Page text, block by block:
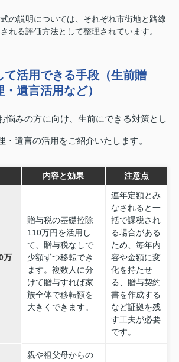
の説明については、それぞれ市街地と路線
れる評価方法として整理されています。
て活用できる手段（生前贈
遺言活用など）
悩みの方に向け、生前にできる対策とし
・遺言の活用をご紹介いたします。
内容と効果 注意点
万
贈与税の基礎控除
110万円を活用し
て、贈与税なしで
少額ずつ移転でき
ます。複数人に分
けて贈与すれば家
族全体で移転額を
大きくできます。
連年定額とみ
なされると一
括で課税され
る場合がある
ため、毎年内
容や金額に変
化を持たせ
る、贈与契約
書を作成する
など証拠を残
す工夫が必要
です。
親や祖父母からの